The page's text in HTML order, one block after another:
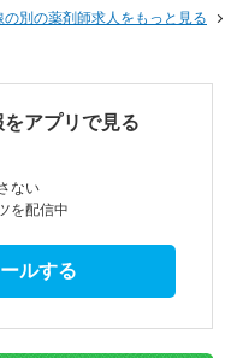
別の薬剤師求人をもっと見る
アプリで見る
ない
を配信中
ルする